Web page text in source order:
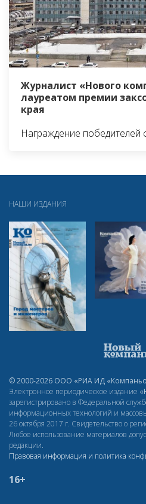
Журналист «Нового
лауреатом премии
края
Награждение победителей
НАШИ ИЗДАНИЯ
© 2000-2026 ООО «РИА ИД
Электронное периодическое издание
зарегистрировано в Федеральной
информационных технологий и
26 октября 2017 г. Свидетельство о
Любое использование материалов
редакции.
Правовая информация и политика
16+